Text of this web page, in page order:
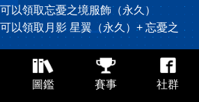
以領取忘憂之境服飾（永久）
以領取月影 星翼（永久）+ 忘憂之
品，消費者購買或參與活動不
圖鑑 賽事 社群